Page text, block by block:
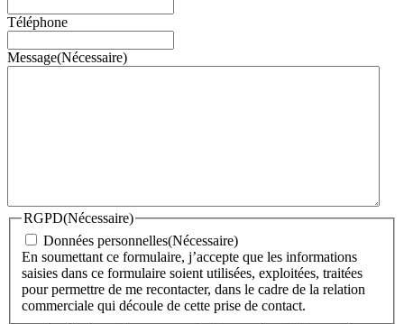
Téléphone
Message(Nécessaire)
RGPD(Nécessaire)
Données personnelles(Nécessaire)
En soumettant ce formulaire, j’accepte que les informations
saisies dans ce formulaire soient utilisées, exploitées, traitées
pour permettre de me recontacter, dans le cadre de la relation
commerciale qui découle de cette prise de contact.